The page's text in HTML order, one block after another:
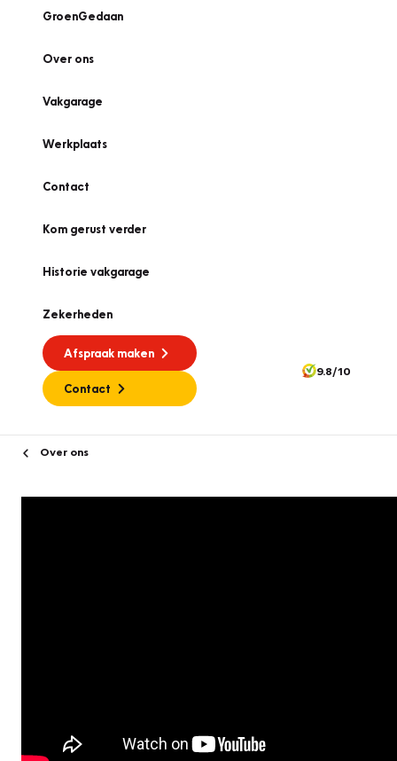
GroenGedaan
Over ons
Vakgarage
Werkplaats
Contact
Kom gerust verder
Historie vakgarage
Zekerheden
Afspraak maken
Contact
9.8/10
Over ons